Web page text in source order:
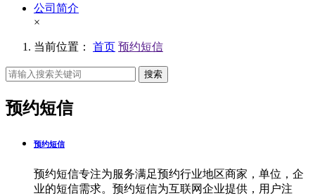
公司简介
×
当前位置： 首页 预约短信
搜索
预约短信
预约短信
预约短信专注为服务满足预约行业地区商家，单位，企
业的短信需求。预约短信为互联网企业提供，用户注